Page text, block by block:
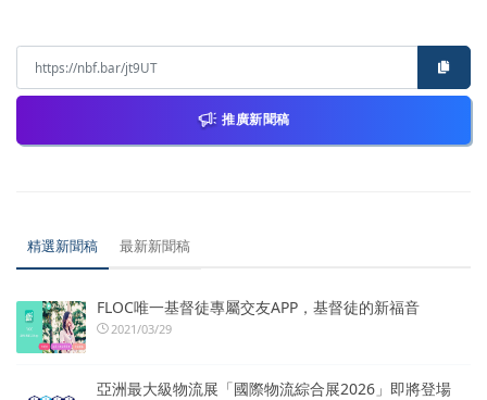
推廣新聞稿
精選新聞稿 最新新聞稿
FLOC唯一基督徒專屬交友APP，基督徒的新福音
2021/03/29
亞洲最大級物流展「國際物流綜合展2026」即將登場